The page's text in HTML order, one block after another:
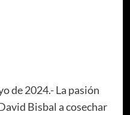
de 2024.- La pasión
Bisbal a cosechar